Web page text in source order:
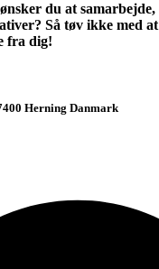
du at
Så tøv ikke med
fra dig!
Herning Danmark